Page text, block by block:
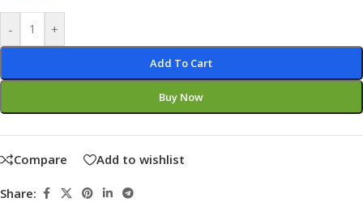
- +
Add To Cart
Buy Now
Alternative:
Compare Add to wishlist
Share: